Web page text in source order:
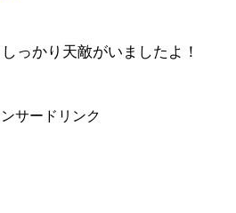
っかり天敵がいましたよ！
サードリンク